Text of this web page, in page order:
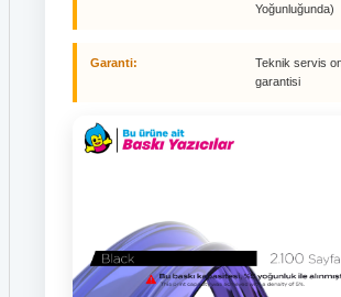
Yoğunluğunda)
Garanti:
Teknik servis
garantisi